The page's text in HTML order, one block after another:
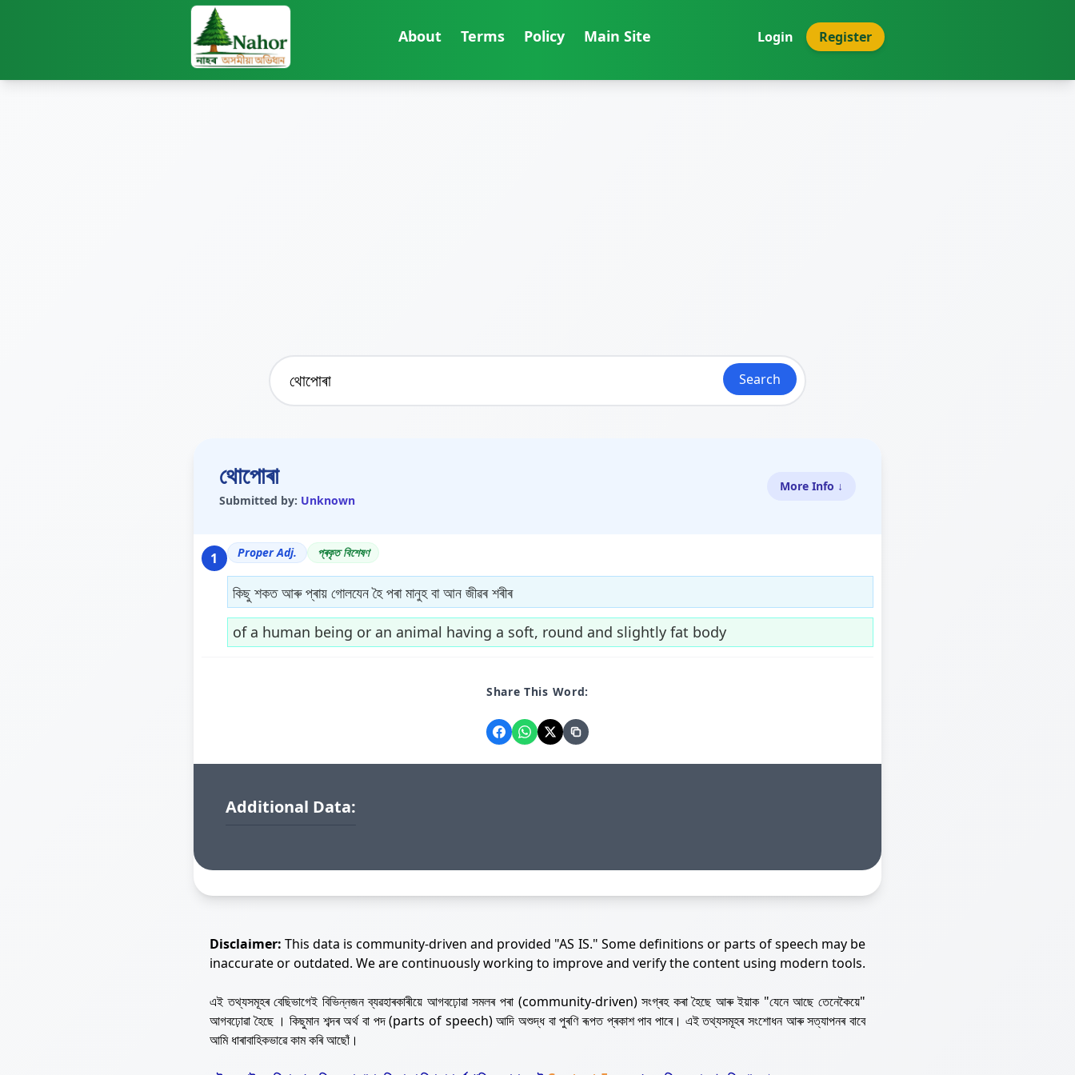
About Terms Policy Main Site Login Register
Search
থোপোৰা
Submitted by: Unknown
More Info ↓
1 Proper Adj. প্ৰকৃত বিশেষণ
কিছু শকত আৰু প্ৰায় গোলযেন হৈ পৰা মানুহ বা আন জীৱৰ শৰীৰ
of a human being or an animal having a soft, round and slightly fat body
Share This Word:
Additional Data:
Disclaimer: This data is community-driven and provided "AS IS." Some definitions or parts of speech may be
inaccurate or outdated. We are continuously working to improve and verify the content using modern tools.
এই তথ্যসমূহৰ বেছিভাগেই বিভিন্নজন ব্যৱহাৰকাৰীয়ে আগবঢ়োৱা সমলৰ পৰা (community-driven) সংগ্ৰহ কৰা হৈছে আৰু ইয়াক "যেনে আছে তেনেকৈয়ে"
আগবঢ়োৱা হৈছে । কিছুমান শব্দৰ অৰ্থ বা পদ (parts of speech) আদি অশুদ্ধ বা পুৰণি ৰূপত প্ৰকাশ পাব পাৰে। এই তথ্যসমূহৰ সংশোধন আৰু সত্যাপনৰ বাবে
আমি ধাৰাবাহিকভাৱে কাম কৰি আছোঁ।